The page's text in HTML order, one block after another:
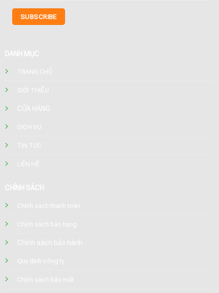
DANH MỤC
TRANG CHỦ
GIỚI THIỆU
CỬA HÀNG
DỊCH VỤ
TIN TỨC
LIÊN HỆ
CHÍNH SÁCH
Chính sách thanh toán
Chính sách bán hàng
Chính sách bảo hành
Quy định công ty
Chính sách bảo mật